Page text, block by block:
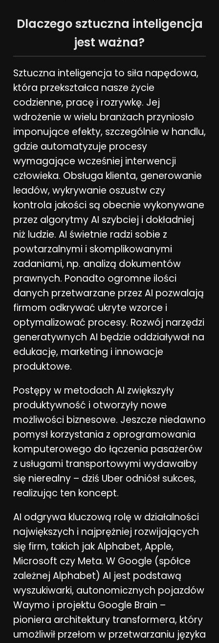
Dlaczego sztuczna inteligencja
jest ważna?
Sztuczna inteligencja to siła napędowa,
która przekształca nasze życie
codzienne, pracę i rozrywkę. Jej
wdrożenie w wielu branżach przyniosło
imponujące efekty, szczególnie w handlu,
gdzie automatyzuje procesy
wymagające wcześniej interwencji
człowieka. Obsługa klienta, generowanie
leadów, wykrywanie oszustw czy
kontrola jakości są obecnie wykonywane
przez algorytmy AI szybciej i dokładniej
niż ludzie. AI świetnie radzi sobie z
powtarzalnymi i skomplikowanymi
zadaniami, np. analizą dokumentów
prawnych. Ponadto ogromne ilości
danych przetwarzane przez AI pozwalają
firmom odkrywać ukryte wzorce i
optymalizować procesy. Rozwój narzędzi
generatywnych AI będzie oddziaływał na
edukację, marketing i innowacje
produktowe.
Postępy w metodach AI zwiększyły
produktywność i otworzyły nowe
możliwości biznesowe. Jeszcze niedawno
pomysł korzystania z oprogramowania
komputerowego do łączenia pasażerów
z usługami transportowymi wydawałby
się nierealny – dziś Uber odniósł sukces,
realizując ten koncept.
AI odgrywa kluczową rolę w działalności
największych i najprężniej rozwijających
się firm, takich jak Alphabet, Apple,
Microsoft czy Meta. W Google (spółce
zależnej Alphabet) AI jest podstawą
wyszukiwarki, autonomicznych pojazdów
Waymo i projektu Google Brain –
pioniera architektury transformera, który
umożliwił przełom w przetwarzaniu języka